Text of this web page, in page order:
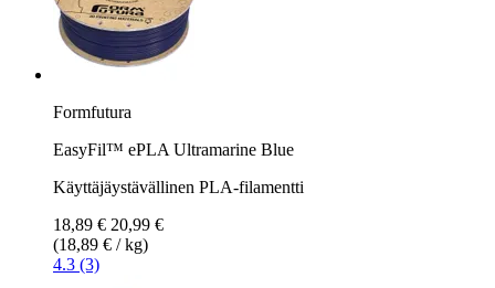
Formfutura
EasyFil™ ePLA Ultramarine Blue
Käyttäjäystävällinen PLA-filamentti
18,89 € 20,99 €
(18,89 € / kg)
4.3 (3)